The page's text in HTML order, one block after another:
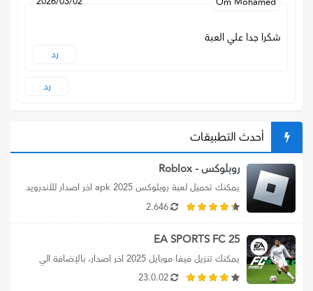
رد
شكرا جدا علي العبة
رد
أحدث التطبيقات
روبلوكس - Roblox
برابط مباشر، بالإضافة الي تنزيل...
2.646
EA SPORTS FC 25
تحميل ea sports fc 25،...
23.0.02